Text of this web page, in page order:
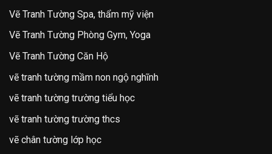
Vẽ Tranh Tường Spa, thẩm mỹ viện
Vẽ Tranh Tường Phòng Gym, Yoga
Vẽ Tranh Tường Căn Hộ
vẽ tranh tường mầm non ngộ nghĩnh
vẽ tranh tường trường tiểu học
vẽ tranh tường trường thcs
vẽ chân tường lớp học